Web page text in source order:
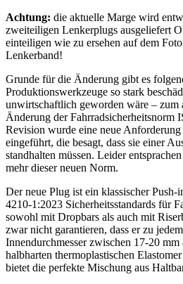
Achtung: die aktuelle Marge wird
zweiteiligen Lenkerplugs ausgeliefert
einteiligen wie zu ersehen auf dem
Lenkerband!
Grunde für die Änderung gibt es
Produktionswerkzeuge so stark
unwirtschaftlich geworden wäre – zum
Änderung der Fahrradsicherheitsnorm
Revision wurde eine neue
eingeführt, die besagt, dass sie einer
standhalten müssen. Leider
mehr dieser neuen Norm.
Der neue Plug ist ein klassischer Push-
4210-1:2023 Sicherheitsstandards für
sowohl mit Dropbars als auch mit
zwar nicht garantieren, dass er zu
Innendurchmesser zwischen 17-20 mm
halbharten thermoplastischen
bietet die perfekte Mischung aus